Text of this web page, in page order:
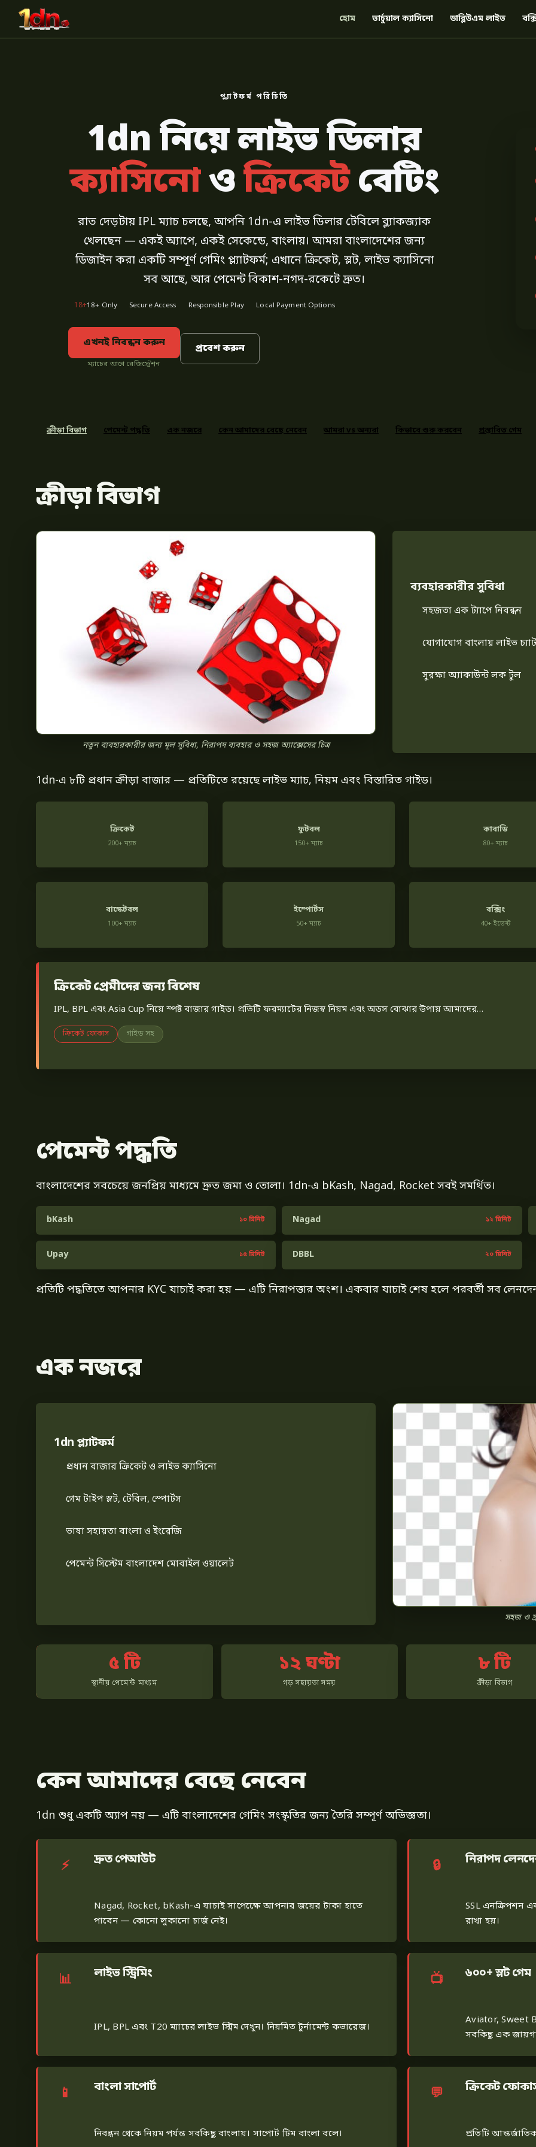
হোম ভার্চুয়াল ক্যাসিনো ডাব্লিউএম লাইভ
প্ল্যাটফর্ম পরিচিতি
1dn নিয়ে লাইভ ডিলার
ক্যাসিনোওক্রিকেটবেটিং
রাত দেড়টায় IPL ম্যাচ চলছে, আপনি 1dn-এ লাইভ ডিলার টেবিলে ব্ল্যাকজ্যাক
খেলছেন — একই অ্যাপে, একই সেকেন্ডে, বাংলায়। আমরা বাংলাদেশের জন্য
ডিজাইন করা একটি সম্পূর্ণ গেমিং প্ল্যাটফর্ম; এখানে ক্রিকেট, স্লট, লাইভ ক্যাসিনো
সব আছে, আর পেমেন্ট বিকাশ-নগদ-রকেটে দ্রুত।
18+18+ Only Secure Access Responsible Play Local Payment Options
এখনই নিবন্ধন করুন
ম্যাচের আগে রেজিস্ট্রেশন
প্রবেশ করুন
ক্রীড়া বিভাগ পেমেন্ট পদ্ধতি এক নজরে কেন আমাদের বেছে নেবেন আমরা vs অন্যরা কিভাবে শুরু করবেন প্রস্তাবিত গেম
ক্রীড়া বিভাগ
নতুন ব্যবহারকারীর জন্য মূল সুবিধা, নিরাপদ ব্যবহার ও সহজ অ্যাক্সেসের চিত্র
ব্যবহারকারীর সুবিধা
সহজতা এক ট্যাপে নিবন্ধন
যোগাযোগ বাংলায় লাইভ
সুরক্ষা অ্যাকাউন্ট লক টুল
1dn-এ ৮টি প্রধান ক্রীড়া বাজার — প্রতিটিতে রয়েছে লাইভ ম্যাচ, নিয়ম এবং বিস্তারিত গাইড।
ক্রিকেট
200+ ম্যাচ
ফুটবল
150+ ম্যাচ
কাবাডি
80+ ম্যাচ
বাস্কেটবল
100+ ম্যাচ
ইস্পোর্টস
50+ ম্যাচ
বক্সিং
40+ ইভেন্ট
ক্রিকেট প্রেমীদের জন্য বিশেষ
IPL, BPL এবং Asia Cup নিয়ে স্পষ্ট বাজার গাইড। প্রতিটি ফরম্যাটের নিজস্ব নিয়ম এবং অডস বোঝার উপায় আমাদের…
ক্রিকেট ফোকাস গাইড সহ
পেমেন্ট পদ্ধতি
বাংলাদেশের সবচেয়ে জনপ্রিয় মাধ্যমে দ্রুত জমা ও তোলা। 1dn-এ bKash, Nagad, Rocket সবই সমর্থিত।
bKash ১০ মিনিট Nagad ১২ মিনিট
Upay ১৫ মিনিট DBBL ২০ মিনিট
প্রতিটি পদ্ধতিতে আপনার KYC যাচাই করা হয় — এটি নিরাপত্তার অংশ। একবার যাচাই শেষ হলে পরবর্তী সব
এক নজরে
1dn প্ল্যাটফর্ম
প্রধান বাজার ক্রিকেট ও লাইভ ক্যাসিনো
গেম টাইপ স্লট, টেবিল, স্পোর্টস
ভাষা সহায়তা বাংলা ও ইংরেজি
পেমেন্ট সিস্টেম বাংলাদেশ মোবাইল ওয়ালেট
সহজ ও
৫ টি
স্থানীয় পেমেন্ট মাধ্যম
১২ ঘণ্টা
গড় সহায়তা সময়
৮ টি
ক্রীড়া বিভাগ
কেন আমাদের বেছে নেবেন
1dn শুধু একটি অ্যাপ নয় — এটি বাংলাদেশের গেমিং সংস্কৃতির জন্য তৈরি সম্পূর্ণ অভিজ্ঞতা।
দ্রুত পেআউট
Nagad, Rocket, bKash-এ যাচাই সাপেক্ষেে আপনার জয়ের টাকা হাতে
পাবেন — কোনো লুকানো চার্জ নেই।
নিরাপদ
SSL এনক্রিপশন
রাখা হয়।
লাইভ স্ট্রিমিং
IPL, BPL এবং T20 ম্যাচের লাইভ স্ট্রিম দেখুন। নিয়মিত টুর্নামেন্ট কভারেজ।
৬০০+ স্লট গেম
Aviator, Sweet
সবকিছু এক
বাংলা সাপোর্ট
নিবন্ধন থেকে নিয়ম পর্যন্ত সবকিছু বাংলায়। সাপোর্ট টিম বাংলা বলে।
ক্রিকেট
প্রতিটি